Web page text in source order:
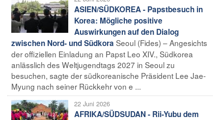
ASIEN/SÜDKOREA - Papstbesuch in
Korea: Mögliche positive
Auswirkungen auf den Dialog
zwischen Nord- und Südkora Seoul (Fides) – Angesichts
der offiziellen Einladung an Papst Leo XIV., Südkorea
anlässlich des Weltjugendtags 2027 in Seoul zu
besuchen, sagte der südkoreanische Präsident Lee Jae-
Myung nach seiner Rückkehr von e ...
22 Juni 2026
AFRIKA/SÜDSUDAN - Rii-Yubu dem